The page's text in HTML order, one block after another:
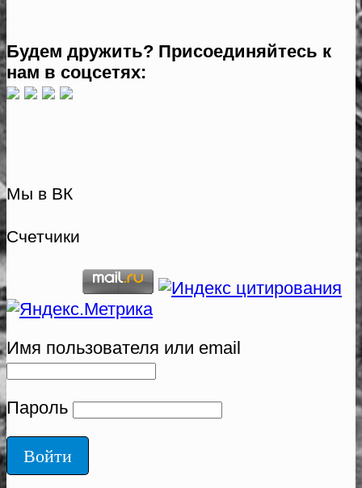
Будем дружить? Присоединяйтесь к
нам в соцсетях:
Мы в ВК
Счетчики
Имя пользователя или email
Пароль